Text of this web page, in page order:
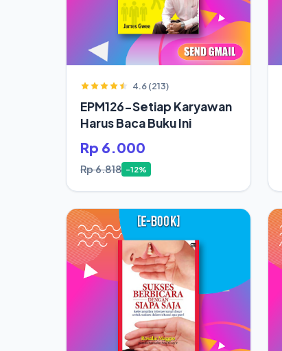
4.6 (213)
EPM126-Setiap Karyawan
Harus Baca Buku Ini
Rp 6.000
Rp 6.818 -12%